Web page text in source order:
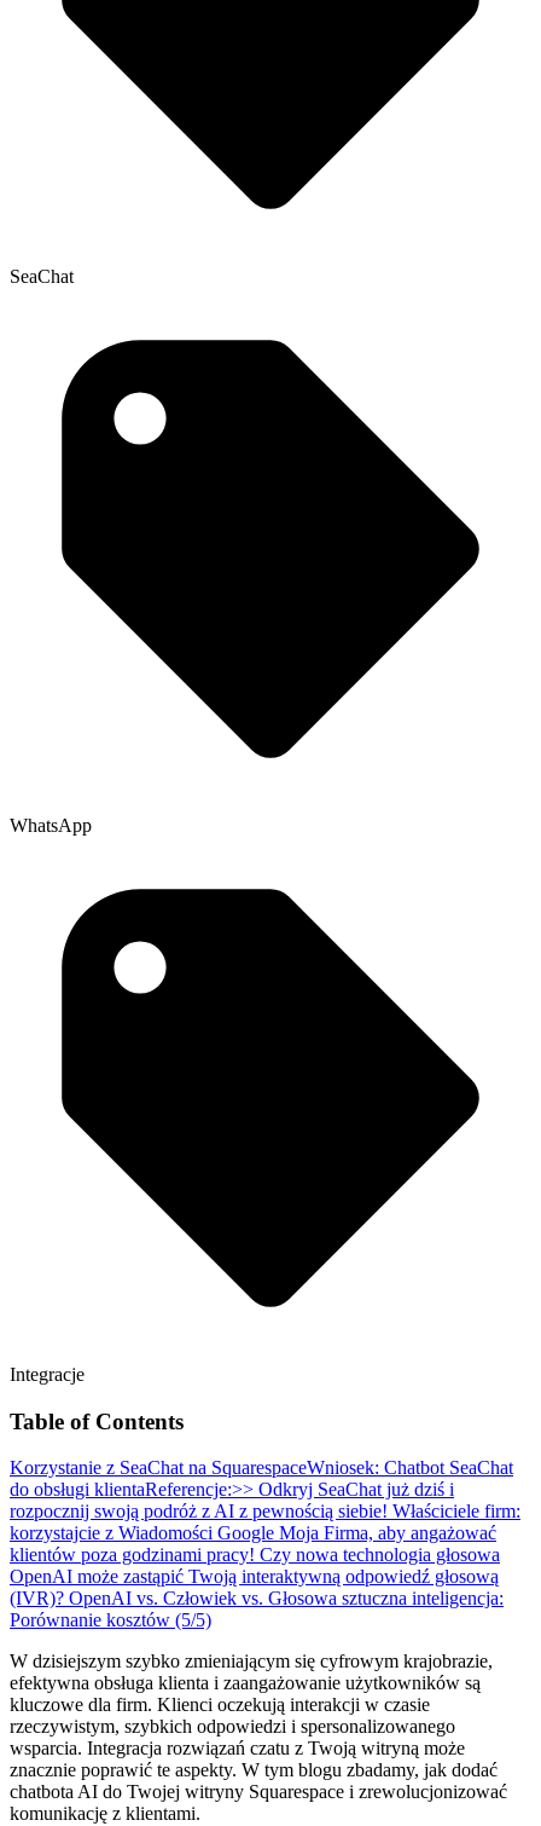
SeaChat
WhatsApp
Integracje
Table of Contents
Korzystanie z SeaChat na SquarespaceWniosek: Chatbot SeaChat
do obsługi klientaReferencje:>> Odkryj SeaChat już dziś i
rozpocznij swoją podróż z AI z pewnością siebie! Właściciele firm:
korzystajcie z Wiadomości Google Moja Firma, aby angażować
klientów poza godzinami pracy! Czy nowa technologia głosowa
OpenAI może zastąpić Twoją interaktywną odpowiedź głosową
(IVR)? OpenAI vs. Człowiek vs. Głosowa sztuczna inteligencja:
Porównanie kosztów (5/5)
W dzisiejszym szybko zmieniającym się cyfrowym krajobrazie,
efektywna obsługa klienta i zaangażowanie użytkowników są
kluczowe dla firm. Klienci oczekują interakcji w czasie
rzeczywistym, szybkich odpowiedzi i spersonalizowanego
wsparcia. Integracja rozwiązań czatu z Twoją witryną może
znacznie poprawić te aspekty. W tym blogu zbadamy, jak dodać
chatbota AI do Twojej witryny Squarespace i zrewolucjonizować
komunikację z klientami.